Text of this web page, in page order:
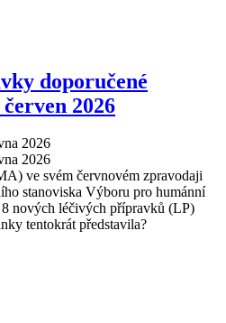
doporučené
2026
2026
2026
ve svém červnovém zpravodaji
stanoviska Výboru pro humánní
nových léčivých přípravků (LP)
tentokrát představila?